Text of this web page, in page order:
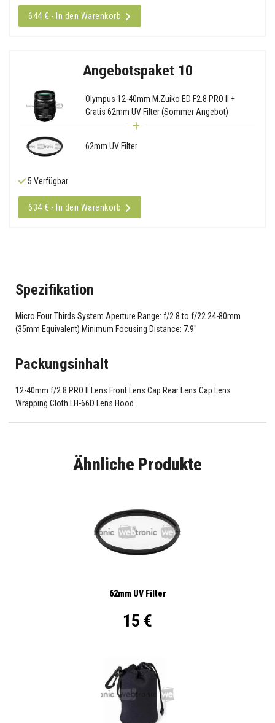
644 € - In den Warenkorb
Angebotspaket 10
Olympus 12-40mm M.Zuiko ED F2.8 PRO II +
Gratis 62mm UV Filter (Sommer Angebot)
62mm UV Filter
5 Verfügbar
634 € - In den Warenkorb
Spezifikation
Micro Four Thirds System Aperture Range: f/2.8 to f/22 24-80mm
(35mm Equivalent) Minimum Focusing Distance: 7.9"
Packungsinhalt
12-40mm f/2.8 PRO II Lens Front Lens Cap Rear Lens Cap Lens
Wrapping Cloth LH-66D Lens Hood
Ähnliche Produkte
62mm UV Filter
15 €